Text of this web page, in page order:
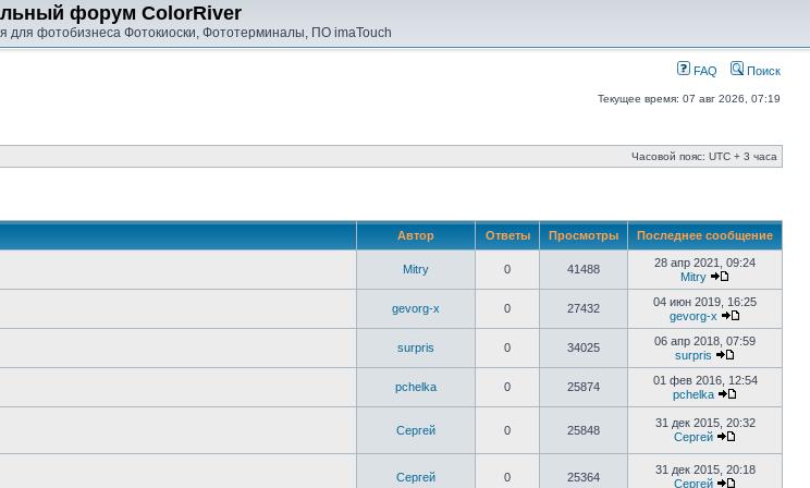
форум ColorRiver
фотобизнеса Фотокиоски, Фототерминалы, ПО imaTouch
FAQ Поиск
Текущее время: 07 авг 2026, 07:19
Часовой пояс: UTC + 3 часа
Автор Ответы Просмотры Последнее сообщение
Mitry 0 41488
28 апр 2021, 09:24
Mitry
gevorg-x 0 27432
04 июн 2019, 16:25
gevorg-x
surpris 0 34025
06 апр 2018, 07:59
surpris
pchelka 0 25874
01 фев 2016, 12:54
pchelka
Сергей 0 25848
31 дек 2015, 20:32
Сергей
Сергей 0 25364
31 дек 2015, 20:18
Сергей